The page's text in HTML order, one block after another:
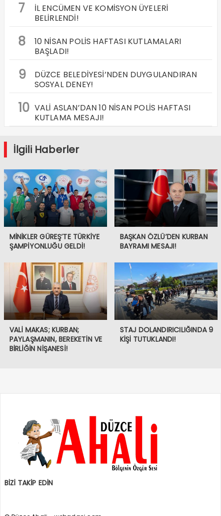
7
İL ENCÜMEN VE KOMİSYON ÜYELERİ
BELİRLENDİ!
8
10 NİSAN POLİS HAFTASI KUTLAMALARI
BAŞLADI!
9
DÜZCE BELEDİYESİ’NDEN DUYGULANDIRAN
SOSYAL DENEY!
10 VALİ ASLAN’DAN 10 NİSAN POLİS HAFTASI
KUTLAMA MESAJI!
İlgili Haberler
MİNİKLER GÜREŞ’TE TÜRKİYE
ŞAMPİYONLUĞU GELDİ!
BAŞKAN ÖZLÜ’DEN KURBAN
BAYRAMI MESAJI!
VALİ MAKAS; KURBAN;
PAYLAŞMANIN, BEREKETİN VE
BİRLİĞİN NİŞANESİ!
STAJ DOLANDIRICILIĞINDA 9
KİŞİ TUTUKLANDI!
BİZİ TAKİP EDİN